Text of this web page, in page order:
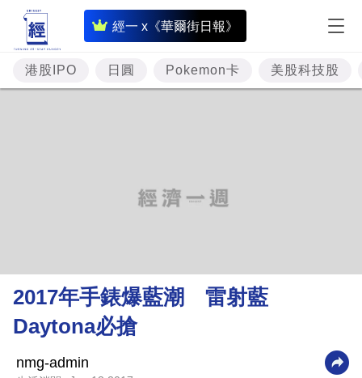
經一 x《華爾街日報》
即
時
財
經
理
財
商
港股IPO 日圓 Pokemon卡 美股科技股
2017年手錶爆藍潮 雷射藍
Daytona必搶
nmg-admin